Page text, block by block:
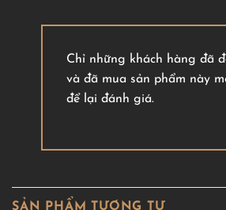
Chỉ những khách hàng đã
và đã mua sản phẩm này
để lại đánh giá.
SẢN PHẨM TƯƠNG TỰ